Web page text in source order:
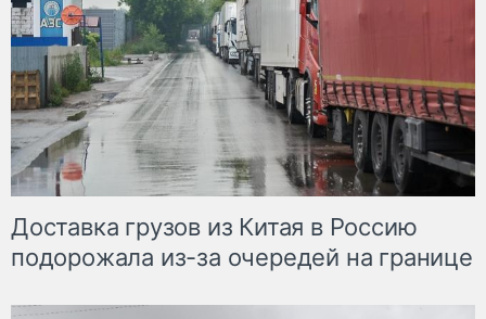
Доставка грузов из Китая в Россию
подорожала из-за очередей на границе